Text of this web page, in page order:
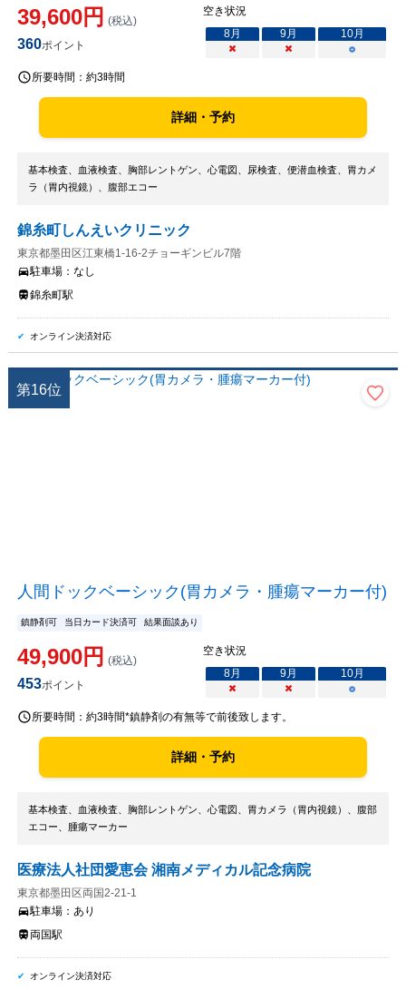
39,600円 (税込)
360ポイント
空き状況
8月 9月 10月
×
× ○
所要時間： 約3時間
詳細・予約
基本検査、血液検査、胸部レントゲン、心電図、尿検査、便潜血検査、胃カメ
ラ（胃内視鏡）、腹部エコー
錦糸町しんえいクリニック
東京都墨田区江東橋1-16-2チョーギンビル7階
駐車場： なし
錦糸町駅
オンライン決済対応
第16位
人間ドックベーシック(胃カメラ・腫瘍マーカー付)
鎮静剤可 当日カード決済可 結果面談あり
49,900円 (税込)
453ポイント
空き状況
8月 9月 10月
×
× ○
所要時間： 約3時間*鎮静剤の有無等で前後致します。
詳細・予約
基本検査、血液検査、胸部レントゲン、心電図、胃カメラ（胃内視鏡）、腹部
エコー、腫瘍マーカー
医療法人社団愛恵会 湘南メディカル記念病院
東京都墨田区両国2-21-1
駐車場： あり
両国駅
オンライン決済対応